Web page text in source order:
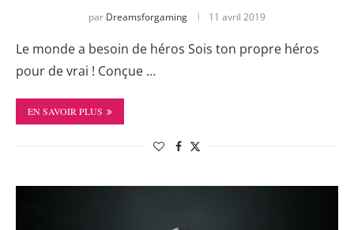
par Dreamsforgaming 11 avril 2019
Le monde a besoin de héros Sois ton propre héros
pour de vrai ! Conçue …
EN SAVOIR PLUS